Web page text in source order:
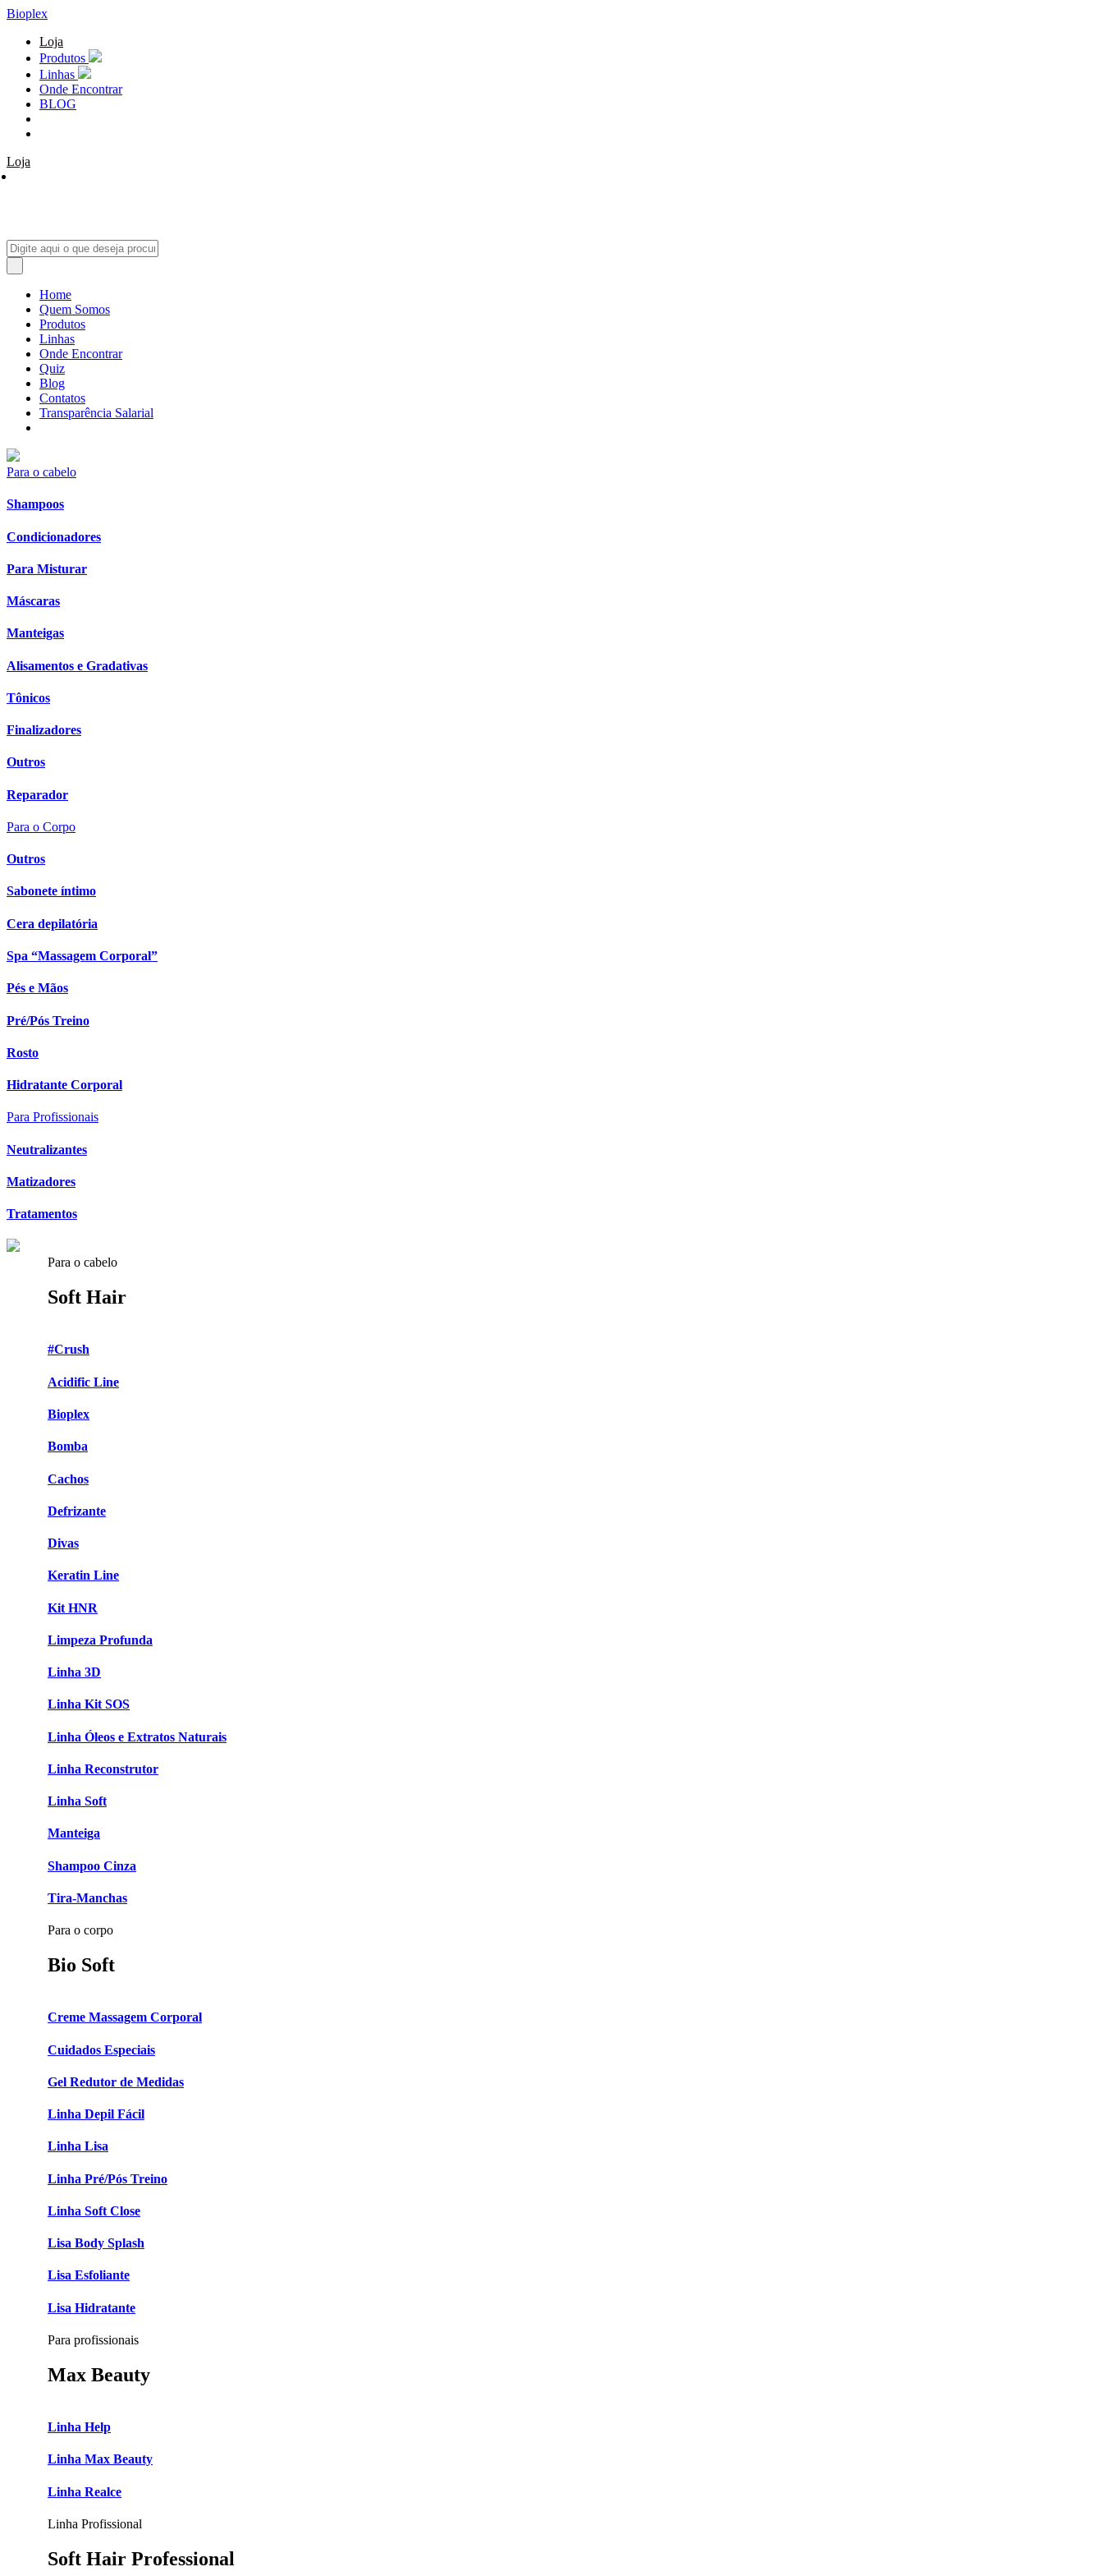
Bioplex
Loja
Produtos
Linhas
Onde Encontrar
BLOG
Loja
Home
Quem Somos
Produtos
Linhas
Onde Encontrar
Quiz
Blog
Contatos
Transparência Salarial
Para o cabelo
Shampoos
Condicionadores
Para Misturar
Máscaras
Manteigas
Alisamentos e Gradativas
Tônicos
Finalizadores
Outros
Reparador
Para o Corpo
Outros
Sabonete íntimo
Cera depilatória
Spa “Massagem Corporal”
Pés e Mãos
Pré/Pós Treino
Rosto
Hidratante Corporal
Para Profissionais
Neutralizantes
Matizadores
Tratamentos
Para o cabelo
Soft Hair
#Crush
Acidific Line
Bioplex
Bomba
Cachos
Defrizante
Divas
Keratin Line
Kit HNR
Limpeza Profunda
Linha 3D
Linha Kit SOS
Linha Óleos e Extratos Naturais
Linha Reconstrutor
Linha Soft
Manteiga
Shampoo Cinza
Tira-Manchas
Para o corpo
Bio Soft
Creme Massagem Corporal
Cuidados Especiais
Gel Redutor de Medidas
Linha Depil Fácil
Linha Lisa
Linha Pré/Pós Treino
Linha Soft Close
Lisa Body Splash
Lisa Esfoliante
Lisa Hidratante
Para profissionais
Max Beauty
Linha Help
Linha Max Beauty
Linha Realce
Linha Profissional
Soft Hair Professional